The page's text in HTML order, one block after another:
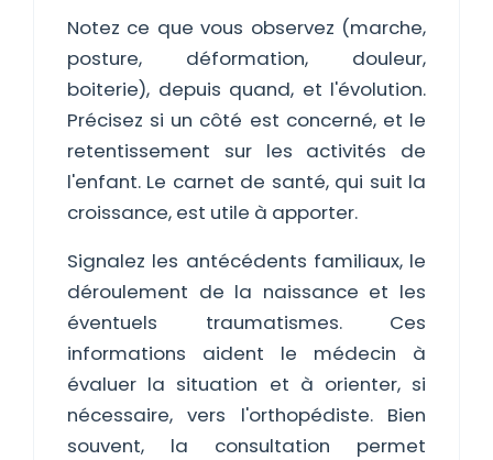
Notez ce que vous observez (marche,
posture, déformation, douleur,
boiterie), depuis quand, et l'évolution.
Précisez si un côté est concerné, et le
retentissement sur les activités de
l'enfant. Le carnet de santé, qui suit la
croissance, est utile à apporter.
Signalez les antécédents familiaux, le
déroulement de la naissance et les
éventuels traumatismes. Ces
informations aident le médecin à
évaluer la situation et à orienter, si
nécessaire, vers l'orthopédiste. Bien
souvent, la consultation permet